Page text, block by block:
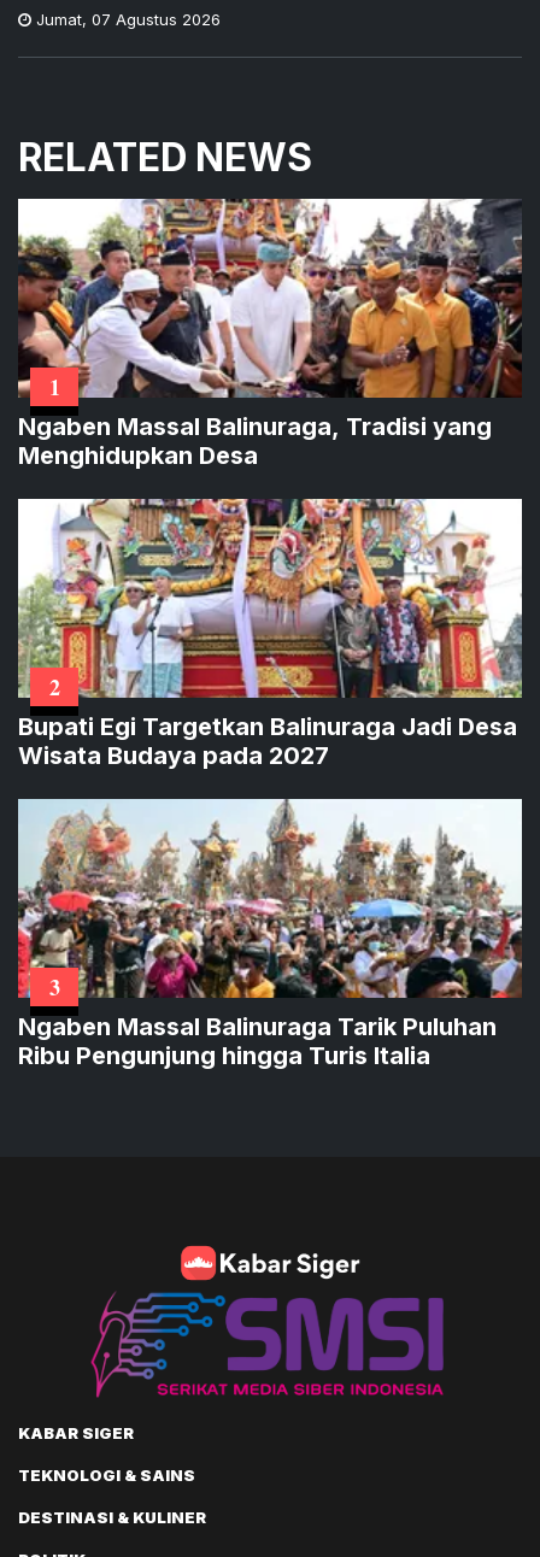
Jumat, 07 Agustus 2026
RELATED NEWS
1
Ngaben Massal Balinuraga, Tradisi yang
Menghidupkan Desa
2
Bupati Egi Targetkan Balinuraga Jadi Desa
Wisata Budaya pada 2027
3
Ngaben Massal Balinuraga Tarik Puluhan
Ribu Pengunjung hingga Turis Italia
KABAR SIGER
TEKNOLOGI & SAINS
DESTINASI & KULINER